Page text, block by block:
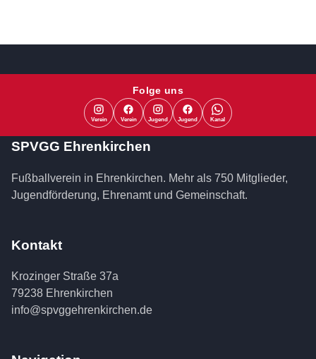
Folge uns
Verein Verein Jugend Jugend Kanal
SPVGG Ehrenkirchen
Fußballverein in Ehrenkirchen. Mehr als 750 Mitglieder,
Jugendförderung, Ehrenamt und Gemeinschaft.
Kontakt
Krozinger Straße 37a
79238 Ehrenkirchen
info@spvggehrenkirchen.de